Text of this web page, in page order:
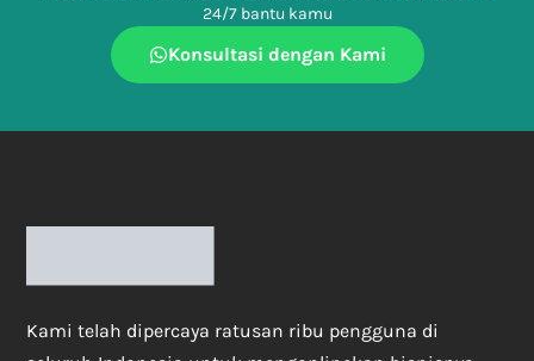
24/7 bantu kamu
Konsultasi dengan Kami
Kami telah dipercaya ratusan ribu pengguna di